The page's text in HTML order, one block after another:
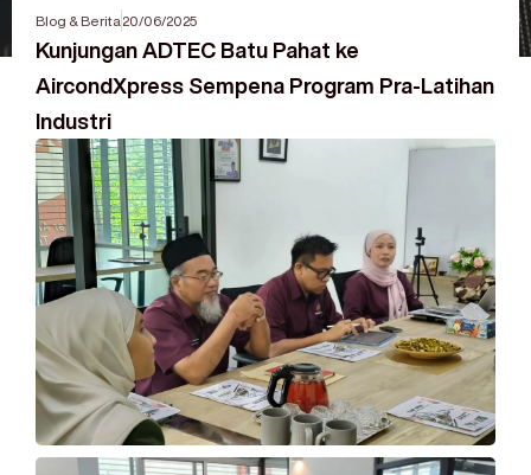
Blog & Berita 20/06/2025
Kunjungan ADTEC Batu Pahat ke
AircondXpress Sempena Program Pra-Latihan
Industri